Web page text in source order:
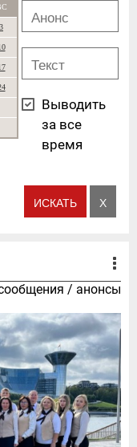
3
Выводить
за все
время
/ анонсы